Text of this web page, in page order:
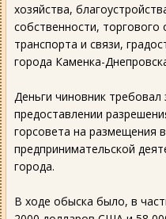
хозяйства,
собственности, торгового
транспорта и связи,
города Каменка-
Деньги чиновник
предоставлении
горсовета на размещения
предпринимательской
города.
В ходе обыска было, в